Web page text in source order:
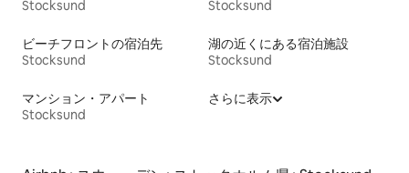
Stocksund
Stocksund
ビーチフロントの宿泊先
Stocksund
湖の近くにある宿泊施設
Stocksund
マンション・アパート
Stocksund
さらに表示